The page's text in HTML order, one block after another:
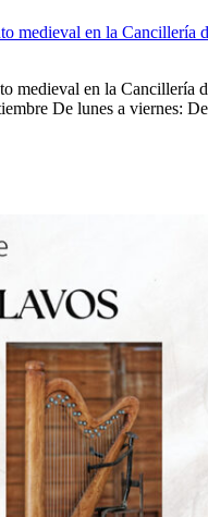
medieval en la Cancillería
medieval en la Cancillería
De lunes a viernes: De